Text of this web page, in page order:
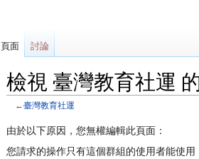
檢視 臺灣教育社運
←臺灣教育社運
跳
至
跳
至
由於以下原因，您無權編輯此頁面：
您請求的操作只有這個群組的使用者能使用
頁面 討論